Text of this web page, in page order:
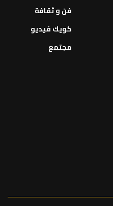
فن و ثقافة
كويك فيديو
مجتمع